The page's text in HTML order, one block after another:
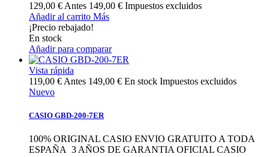
129,00 € Antes 149,00 € Impuestos excluidos
Añadir al carrito Más
¡Precio rebajado!
En stock
Añadir para comparar
Vista rápida
119,00 € Antes 149,00 € En stock Impuestos excluidos
Nuevo
CASIO GBD-200-7ER
100% ORIGINAL CASIO ENVIO GRATUITO A TODA
ESPAÑA 3 AÑOS DE GARANTIA OFICIAL CASIO